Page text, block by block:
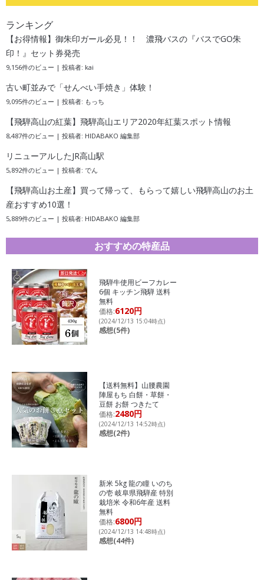
ランキング
【お得情報】御朱印ガール必見！！ 濃飛バスの『バスでGO朱
印！』セット券発売
9,156件のビュー | 投稿者: kai
古い町並みで「せんべい手焼き」体験！
9,095件のビュー | 投稿者: もっち
【飛騨高山の紅葉】飛騨高山エリア2020年紅葉スポット情報
8,487件のビュー | 投稿者: HIDABAKO 編集部
リニューアルしたJR高山駅
5,892件のビュー | 投稿者: でん
【飛騨高山お土産】買って帰って、もらって嬉しい飛騨高山のお土
産おすすめ10選！
5,889件のビュー | 投稿者: HIDABAKO 編集部
おすすめの特産品
飛騨牛使用ビーフカレー
6個 キッチン飛騨 送料
無料
価格:6120円
(2024/12/13 15:04時点)
感想(5件)
【送料無料】山腰農園
陣屋もち 白餅・草餅・
豆餅 お餅 つきたて
価格:2480円
(2024/12/13 14:52時点)
感想(2件)
新米 5kg 龍の瞳 いのち
の壱 岐阜県飛騨産 特別
栽培米 令和6年産 送料
無料
価格:6800円
(2024/12/13 14:48時点)
感想(44件)